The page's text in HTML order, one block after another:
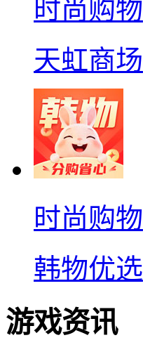
时尚购物
天虹商场
时尚购物
韩物优选
游戏资讯